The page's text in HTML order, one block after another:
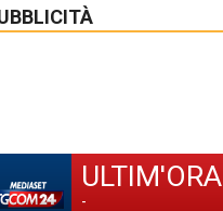
ULTIM'ORA
-